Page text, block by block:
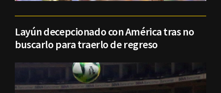
Layún decepcionado con América tras no
buscarlo para traerlo de regreso